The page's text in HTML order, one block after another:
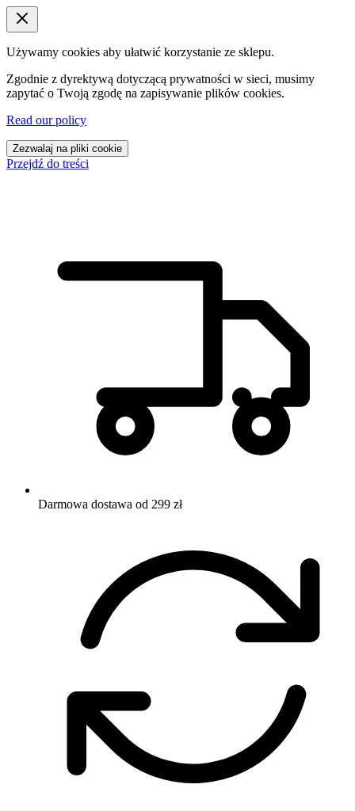
Używamy cookies aby ułatwić korzystanie ze sklepu.
Zgodnie z dyrektywą dotyczącą prywatności w sieci, musimy
zapytać o Twoją zgodę na zapisywanie plików cookies.
Read our policy
Zezwalaj na pliki cookie
Przejdź do treści
Darmowa dostawa od 299 zł